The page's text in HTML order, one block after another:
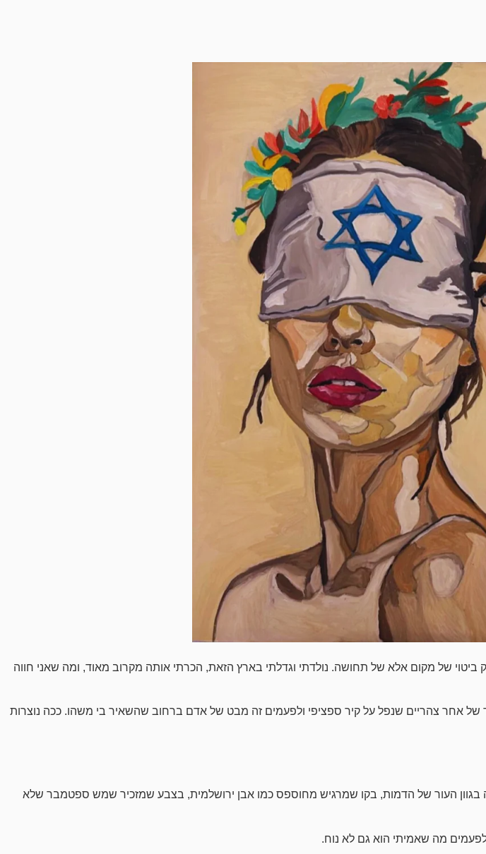
ביטוי של מקום אלא של תחושה. נולדתי וגדלתי בארץ הזאת, הכרתי אותה מקרוב מאוד, ומה שאני חווה
אחר צהריים שנפל על קיר ספציפי ולפעמים זה מבט של אדם ברחוב שהשאיר בי משהו. ככה נוצרות
בגוון העור של הדמות, בקו שמרגיש מחוספס כמו אבן ירושלמית, בצבע שמזכיר שמש ספטמבר שלא
מה שאמיתי הוא גם לא נוח.